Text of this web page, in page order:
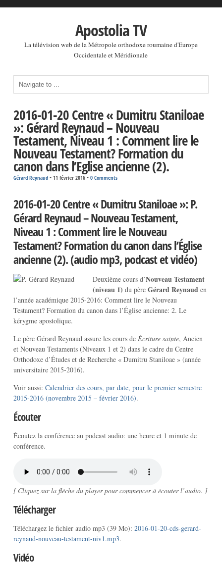
Apostolia TV
La télévision web de la Métropole orthodoxe roumaine d'Europe
Occidentale et Méridionale
2016-01-20 Centre « Dumitru Staniloae
»: Gérard Reynaud – Nouveau
Testament, Niveau 1 : Comment lire le
Nouveau Testament? Formation du
canon dans l’Eglise ancienne (2).
Gérard Reynaud• 11 février 2016 • 0 Comments
2016-01-20 Centre « Dumitru Staniloae »: P.
Gérard Reynaud – Nouveau Testament,
Niveau 1 : Comment lire le Nouveau
Testament? Formation du canon dans l’Église
ancienne (2). (audio mp3, podcast et vidéo)
Deuxième cours d’Nouveau Testament
(niveau 1) du père Gérard Reynaud en
l’année académique 2015-2016: Comment lire le Nouveau
Testament? Formation du canon dans l’Église ancienne: 2. Le
kérygme apostolique.
Le père Gérard Reynaud assure les cours de Écriture sainte, Ancien
et Nouveau Testaments (Niveaux 1 et 2) dans le cadre du Centre
Orthodoxe d’Études et de Recherche « Dumitru Staniloae » (année
universitaire 2015-2016).
Voir aussi: Calendrier des cours, par date, pour le premier semestre
2015-2016 (novembre 2015 – février 2016).
Écouter
Écoutez la conférence au podcast audio: une heure et 1 minute de
conférence.
[ Cliquez sur la flèche du player pour commencer à écouter l’audio. ]
Télécharger
Téléchargez le fichier audio mp3 (39 Mo): 2016-01-20-cds-gerard-
reynaud-nouveau-testament-niv1.mp3.
Vidéo